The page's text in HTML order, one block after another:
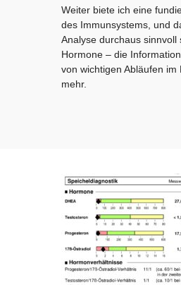
Weiter biete ich eine
des Immunsystems, und
Analyse durchaus
Hormone – die
von wichtigen Abläufen
mehr.